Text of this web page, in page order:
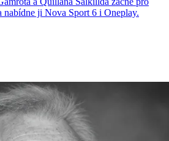
nabídne ji Nova Sport 6 i Oneplay.